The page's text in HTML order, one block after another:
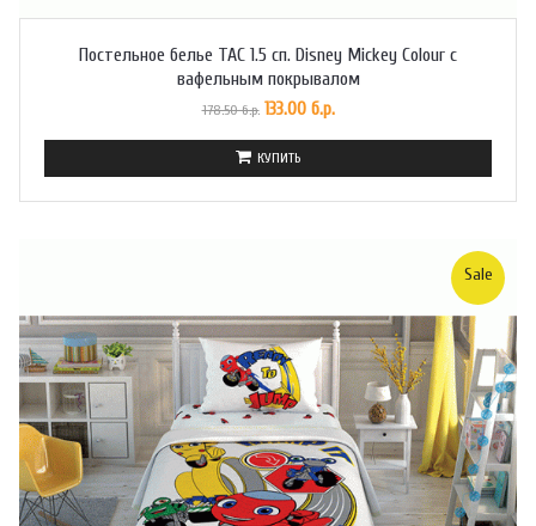
Постельное белье TAC 1.5 сп. Disney Mickey Colour с
вафельным покрывалом
178.50 б.р. 133.00 б.р.
КУПИТЬ
Sale